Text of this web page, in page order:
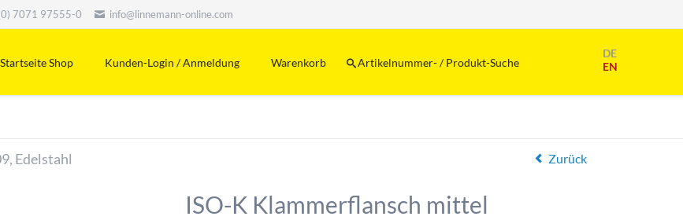
7071 97555-0 info@linnemann-online.com
DE
EN
überspringen
Startseite Shop Kunden-Login / Anmeldung Warenkorb Artikelnummer- / Produkt-Suche
Zurück
Edelstahl
ISO-K Klammerflansch mittel